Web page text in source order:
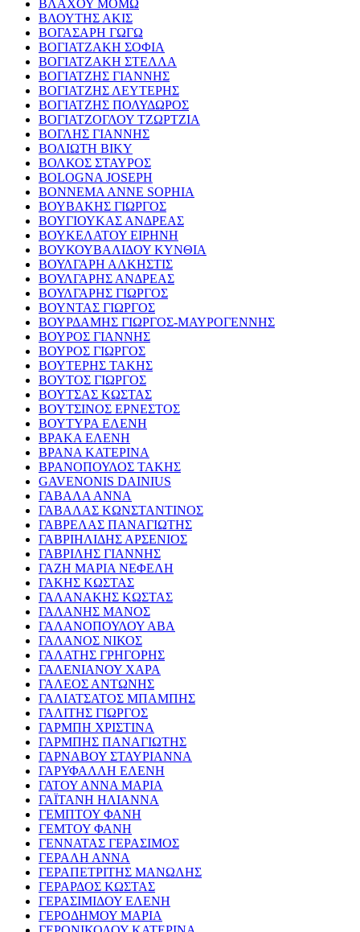
ΒΛΑΧΟΥ ΜΟΜΩ
ΒΛΟΥΤΗΣ ΑΚΙΣ
ΒΟΓΑΣΑΡΗ ΓΩΓΩ
ΒΟΓΙΑΤΖΑΚΗ ΣΟΦΙΑ
ΒΟΓΙΑΤΖΑΚΗ ΣΤΕΛΛΑ
ΒΟΓΙΑΤΖΗΣ ΓΙΑΝΝΗΣ
ΒΟΓΙΑΤΖΗΣ ΛΕΥΤΕΡΗΣ
ΒΟΓΙΑΤΖΗΣ ΠΟΛΥΔΩΡΟΣ
ΒΟΓΙΑΤΖΟΓΛΟΥ ΤΖΩΡΤΖΙΑ
ΒΟΓΛΗΣ ΓΙΑΝΝΗΣ
ΒΟΛΙΩΤΗ ΒΙΚΥ
ΒΟΛΚΟΣ ΣΤΑΥΡΟΣ
BOLOGNA JOSEPH
BONNEMA ANNE SOPHIA
ΒΟΥΒΑΚΗΣ ΓΙΩΡΓΟΣ
ΒΟΥΓΙΟΥΚΑΣ ΑΝΔΡΕΑΣ
ΒΟΥΚΕΛΑΤΟΥ ΕΙΡΗΝΗ
ΒΟΥΚΟΥΒΑΛΙΔΟΥ ΚΥΝΘΙΑ
ΒΟΥΛΓΑΡΗ ΑΛΚΗΣΤΙΣ
ΒΟΥΛΓΑΡΗΣ ΑΝΔΡΕΑΣ
ΒΟΥΛΓΑΡΗΣ ΓΙΩΡΓΟΣ
ΒΟΥΝΤΑΣ ΓΙΩΡΓΟΣ
ΒΟΥΡΔΑΜΗΣ ΓΙΩΡΓΟΣ-ΜΑΥΡΟΓΕΝΝΗΣ
ΒΟΥΡΟΣ ΓΙΑΝΝΗΣ
ΒΟΥΡΟΣ ΓΙΩΡΓΟΣ
ΒΟΥΤΕΡΗΣ ΤΑΚΗΣ
ΒΟΥΤΟΣ ΓΙΩΡΓΟΣ
ΒΟΥΤΣΑΣ ΚΩΣΤΑΣ
ΒΟΥΤΣΙΝΟΣ ΕΡΝΕΣΤΟΣ
ΒΟΥΤΥΡΑ ΕΛΕΝΗ
ΒΡΑΚΑ ΕΛΕΝΗ
ΒΡΑΝΑ ΚΑΤΕΡΙΝΑ
ΒΡΑΝΟΠΟΥΛΟΣ ΤΑΚΗΣ
GAVENONIS DAINIUS
ΓΑΒΑΛΑ ΑΝΝΑ
ΓΑΒΑΛΑΣ ΚΩΝΣΤΑΝΤΙΝΟΣ
ΓΑΒΡΕΛΑΣ ΠΑΝΑΓΙΩΤΗΣ
ΓΑΒΡΙΗΛΙΔΗΣ ΑΡΣΕΝΙΟΣ
ΓΑΒΡΙΛΗΣ ΓΙΑΝΝΗΣ
ΓΑΖΗ ΜΑΡΙΑ ΝΕΦΕΛΗ
ΓΑΚΗΣ ΚΩΣΤΑΣ
ΓΑΛΑΝΑΚΗΣ ΚΩΣΤΑΣ
ΓΑΛΑΝΗΣ ΜΑΝΟΣ
ΓΑΛΑΝΟΠΟΥΛΟΥ ΑΒΑ
ΓΑΛΑΝΟΣ ΝΙΚΟΣ
ΓΑΛΑΤΗΣ ΓΡΗΓΟΡΗΣ
ΓΑΛΕΝΙΑΝΟΥ ΧΑΡΑ
ΓΑΛΕΟΣ ΑΝΤΩΝΗΣ
ΓΑΛΙΑΤΣΑΤΟΣ ΜΠΑΜΠΗΣ
ΓΑΛΙΤΗΣ ΓΙΩΡΓΟΣ
ΓΑΡΜΠΗ ΧΡΙΣΤΙΝΑ
ΓΑΡΜΠΗΣ ΠΑΝΑΓΙΩΤΗΣ
ΓΑΡΝΑΒΟΥ ΣΤΑΥΡΙΑΝΝΑ
ΓΑΡΥΦΑΛΛΗ ΕΛΕΝΗ
ΓΑΤΟΥ ΑΝΝΑ ΜΑΡΙΑ
ΓΑΪΤΑΝΗ ΗΛΙΑΝΝΑ
ΓΕΜΠΤΟΥ ΦΑΝΗ
ΓΕΜΤΟΥ ΦΑΝΗ
ΓΕΝΝΑΤΑΣ ΓΕΡΑΣΙΜΟΣ
ΓΕΡΑΛΗ ΑΝΝΑ
ΓΕΡΑΠΕΤΡΙΤΗΣ ΜΑΝΩΛΗΣ
ΓΕΡΑΡΔΟΣ ΚΩΣΤΑΣ
ΓΕΡΑΣΙΜΙΔΟΥ ΕΛΕΝΗ
ΓΕΡΟΔΗΜΟΥ ΜΑΡΙΑ